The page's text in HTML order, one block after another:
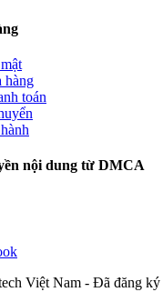
hàng
toán
nội dung từ DMCA
Việt Nam - Đã đăng ký